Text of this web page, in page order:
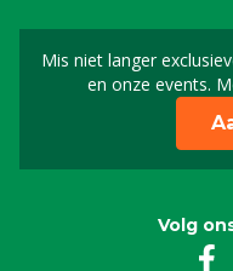
Mis niet langer
en onze events.
Volg